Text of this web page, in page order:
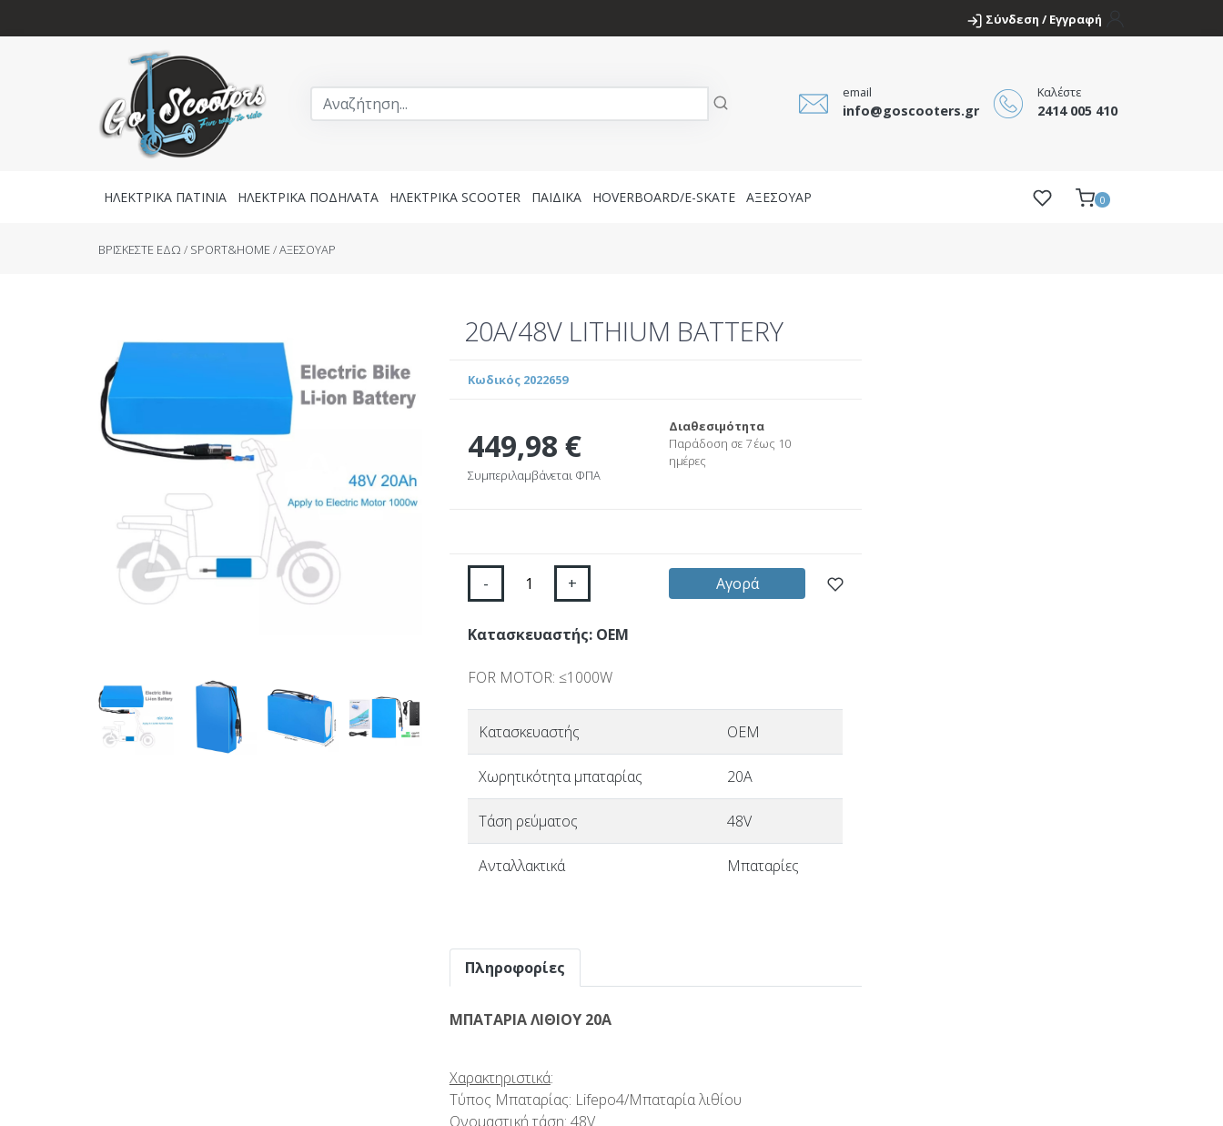
Σύνδεση / Εγγραφή
email
info@goscooters.gr
Καλέστε
2414 005 410
ΗΛΕΚΤΡΙΚΑ ΠΑΤΙΝΙΑ ΗΛΕΚΤΡΙΚΑ ΠΟΔΗΛΑΤΑ ΗΛΕΚΤΡΙΚΑ SCOOTER ΠΑΙΔΙΚΑ HOVERBOARD/E-SKATE AΞΕΣΟΥΑΡ 0
BΡΙΣΚΕΣΤΕ ΕΔΩ / SPORT&HOME/AΞΕΣΟΥΑΡ
20A/48V LITHIUM BATTERY
Κωδικός 2022659
449,98 €
Συμπεριλαμβάνεται ΦΠΑ
Διαθεσιμότητα
Παράδοση σε 7 έως 10
ημέρες
- + Αγορά
Κατασκευαστής: OEM
FOR MOTOR: ≤1000W
Κατασκευαστής OEM
Χωρητικότητα μπαταρίας 20A
Τάση ρεύματος 48V
Ανταλλακτικά Μπαταρίες
Πληροφορίες
ΜΠΑΤΑΡΙΑ ΛΙΘΙΟΥ 20Α
Χαρακτηριστικά:
Τύπος Μπαταρίας: Lifepo4/Μπαταρία λιθίου
Ονομαστική τάση: 48V